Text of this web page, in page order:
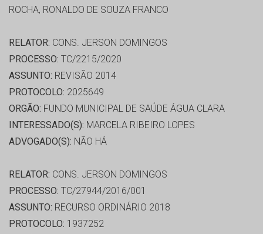
ROCHA, RONALDO DE SOUZA FRANCO
RELATOR: CONS. JERSON DOMINGOS
PROCESSO: TC/2215/2020
ASSUNTO: REVISÃO 2014
PROTOCOLO: 2025649
ORGÃO: FUNDO MUNICIPAL DE SAÚDE ÁGUA CLARA
INTERESSADO(S): MARCELA RIBEIRO LOPES
ADVOGADO(S): NÃO HÁ
RELATOR: CONS. JERSON DOMINGOS
PROCESSO: TC/27944/2016/001
ASSUNTO: RECURSO ORDINÁRIO 2018
PROTOCOLO: 1937252